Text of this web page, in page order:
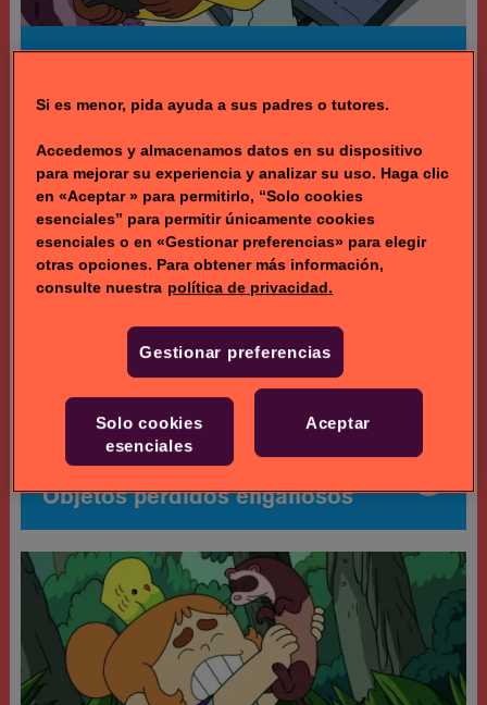
Duelos Cañeros
Bernard entrena a
Jessica para que gane a
Craig al videojuego
Duelos Cañeros.
Objetos perdidos engañosos
Objetos perdidos engañosos
Si es menor, pida ayuda a sus padres o tutores.
Accedemos y almacenamos datos en su dispositivo
para mejorar su experiencia y analizar su uso. Haga clic
en «Aceptar » para permitirlo, “Solo cookies
esenciales” para permitir únicamente cookies
esenciales o en «Gestionar preferencias» para elegir
otras opciones. Para obtener más información,
consulte nuestra política de privacidad.
Gestionar preferencias
Solo cookies
esenciales
Aceptar